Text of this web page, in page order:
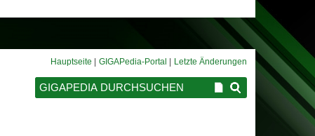
Hauptseite GIGAPedia-Portal Letzte Änderungen